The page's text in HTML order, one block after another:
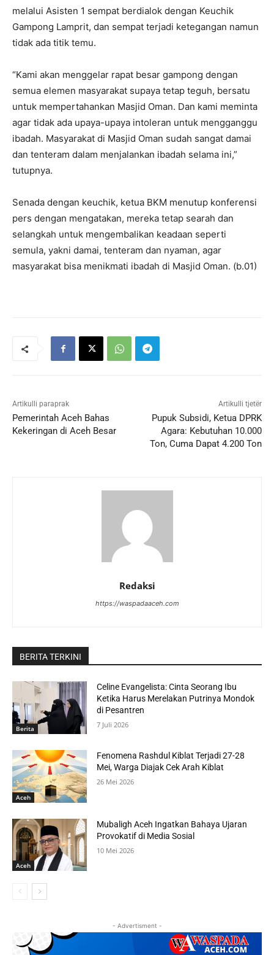
melalui Asisten 1 sempat berdialok dengan Keuchik
Gampong Lamprit, dan sempat terjadi ketegangan namun
tidak ada titik temu.
“Kami akan menggelar rapat besar gampong dengan
semua elemen masyarakat supaya tetap teguh, bersatu
untuk mempertahankan Masjid Oman. Dan kami meminta
agar tidak ada upaya-upaya intoleran untuk mengganggu
ibadah. Masyarakat di Masjid Oman sudah sangat damai
dan tenteram dalam menjalankan ibadah selama ini,”
tutupnya.
Senada dengan keuchik, ketua BKM menutup konferensi
pers dengan mengatakan, mereka tetap searah dan
selangkah untuk mengembalikan keadaan seperti
semula, yakni damai, tenteram dan nyaman, agar
masyarakat bisa menikmati ibadah di Masjid Oman. (b.01)
Artikulli paraprak
Pemerintah Aceh Bahas
Kekeringan di Aceh Besar
Artikulli tjetër
Pupuk Subsidi, Ketua DPRK
Agara: Kebutuhan 10.000
Ton, Cuma Dapat 4.200 Ton
Redaksi
https://waspadaaceh.com
BERITA TERKINI
Berita
Celine Evangelista: Cinta Seorang Ibu
Ketika Harus Merelakan Putrinya Mondok
di Pesantren
7 Juli 2026
Aceh
Fenomena Rashdul Kiblat Terjadi 27-28
Mei, Warga Diajak Cek Arah Kiblat
26 Mei 2026
Aceh
Mubaligh Aceh Ingatkan Bahaya Ujaran
Provokatif di Media Sosial
10 Mei 2026
- Advertisment -